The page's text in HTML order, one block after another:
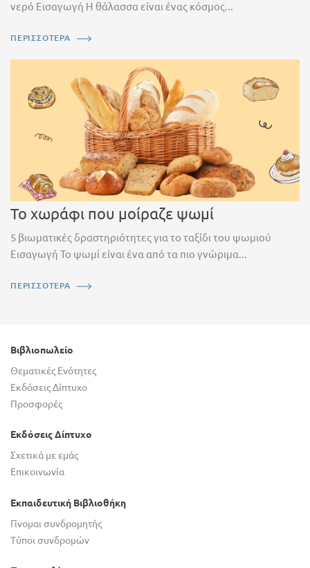
νερό Εισαγωγή Η θάλασσα είναι ένας κόσμος...
ΠΕΡΙΣΣΟΤΕΡΑ
Το χωράφι που μοίραζε ψωμί
5 βιωματικές δραστηριότητες για το ταξίδι του ψωμιού
Εισαγωγή Το ψωμί είναι ένα από τα πιο γνώριμα...
ΠΕΡΙΣΣΟΤΕΡΑ
Βιβλιοπωλείο
Θεματικές Ενότητες
Εκδόσεις Δίπτυχο
Προσφορές
Εκδόσεις Δίπτυχο
Σχετικά με εμάς
Επικοινωνία
Εκπαιδευτική Βιβλιοθήκη
Γίνομαι συνδρομητής
Τύποι συνδρομών